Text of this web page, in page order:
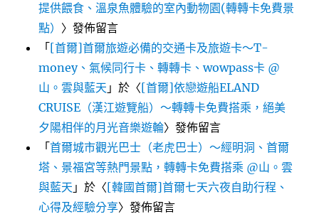
提供餵食、溫泉魚體驗的室內動物園(轉轉卡免費景
點） 〉發佈留言
「[首爾]首爾旅遊必備的交通卡及旅遊卡～T-
money、氣候同行卡、轉轉卡、wowpass卡 @
山。雲與藍天 」於〈[首爾]依戀遊船ELAND
CRUISE（漢江遊覽船）～轉轉卡免費搭乘，絕美
夕陽相伴的月光音樂遊輪〉發佈留言
「首爾城市觀光巴士（老虎巴士）～經明洞、首爾
塔、景福宮等熱門景點，轉轉卡免費搭乘 @山。雲
與藍天 」於〈[韓國首爾]首爾七天六夜自助行程、
心得及經驗分享〉發佈留言